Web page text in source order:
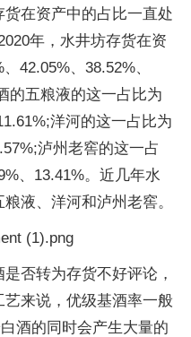
在资产中的占比一直处
年，水井坊存货在资
42.05%、38.52%、
的五粮液的这一占比为
洋河的这一占比为
泸州老窖的这一占
、13.41%。近几年水
液、洋河和泸州老窖。
否转为存货不好评论，
来说，优级基酒率一般
酒的同时会产生大量的